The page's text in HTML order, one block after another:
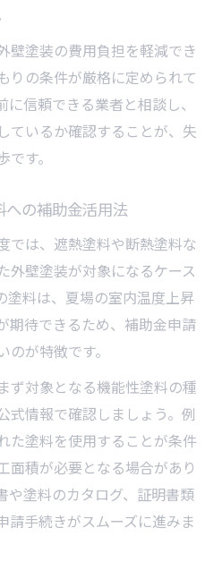
壁塗装の費用負担を軽減でき
りの条件が厳格に定められて
信頼できる業者と相談し、
ているか確認することが、失
す。
への補助金活用法
では、遮熱塗料や断熱塗料な
外壁塗装が対象になるケース
塗料は、夏場の室内温度上昇
期待できるため、補助金申請
が特徴です。
ず対象となる機能性塗料の種
式情報で確認しましょう。例
た塗料を使用することが条件
面積が必要となる場合があり
や塗料のカタログ、証明書類
請手続きがスムーズに進みま